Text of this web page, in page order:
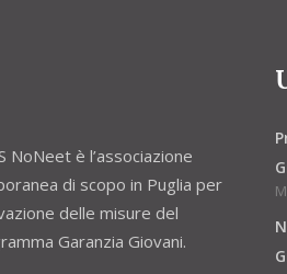
NoNeet è l’associazione
di scopo in Puglia per
delle misure del
Garanzia Giovani.